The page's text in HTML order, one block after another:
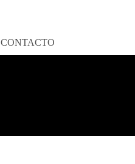
CONTACTO